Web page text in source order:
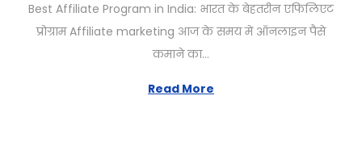
n
u
a
r
Best Affiliate Program in India: भारत के बेहतरीन एफिलिएट
प्रोग्राम Affiliate marketing आज के समय में ऑनलाइन पैसे
कमाने का…
Read More